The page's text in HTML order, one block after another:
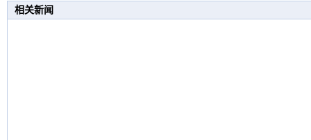
相关新闻